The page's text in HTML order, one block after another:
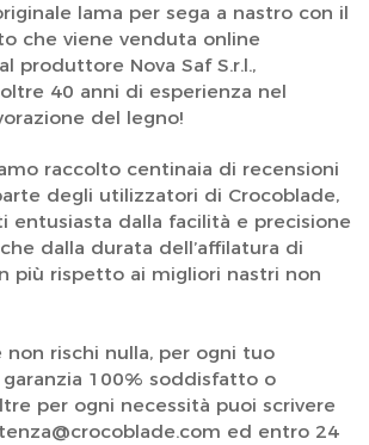
lama per sega a nastro con il
che viene venduta online
produttore Nova Saf S.r.l.,
40 anni di esperienza nel
del legno!
raccolto centinaia di recensioni
degli utilizzatori di Crocoblade,
entusiasta dalla facilità e precisione
dalla durata dell’affilatura di
più rispetto ai migliori nastri non
non rischi nulla, per ogni tuo
100% soddisfatto o
per ogni necessità puoi scrivere
ed entro 24